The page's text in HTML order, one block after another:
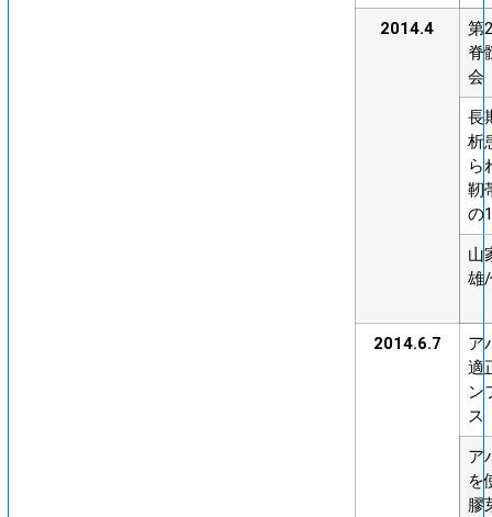
2014.4
第
脊
会
長
析
ら
靭
の
山
雄
2014.6.7
ア
適
ン
ス
ア
を
膠